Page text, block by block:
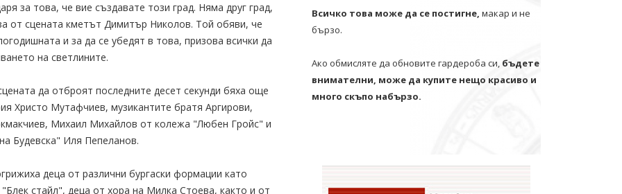
за това, че вие създавате този град. Няма друг град,
от сцената кметът Димитър Николов. Той обяви, че
и за да се убедят в това, призова всички да
на светлините.
да отброят последните десет секунди бяха още
Христо Мутафчиев, музикантите братя Аргирови,
Михаил Михайлов от колежа "Любен Гройс" и
Будевска" Иля Пепеланов.
деца от различни бургаски формации като
стайл", деца от хора на Милка Стоева, както и от
Всичко това може да се постигне, макар и не
бързо.
Ако обмисляте да обновите гардероба си, бъдете
внимателни, може да купите нещо красиво и
много скъпо набързо.